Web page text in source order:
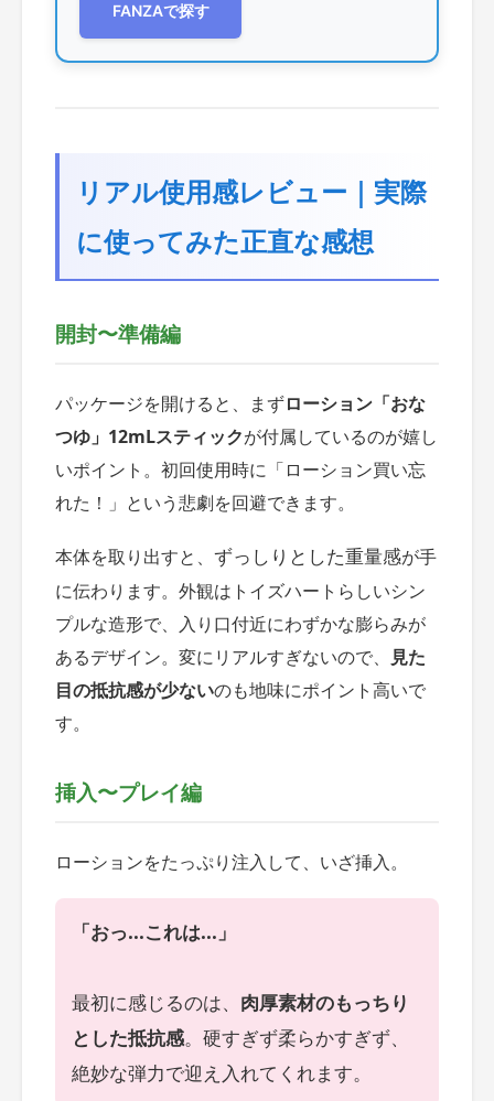
FANZAで探す
リアル使用感レビュー｜実際
に使ってみた正直な感想
開封〜準備編
パッケージを開けると、まずローション「おな
つゆ」12mLスティックが付属しているのが嬉し
いポイント。初回使用時に「ローション買い忘
れた！」という悲劇を回避できます。
本体を取り出すと、 ずっしりとした重量感が手
に伝わります。外観はトイズハートらしいシン
プルな造形で、入り口付近にわずかな膨らみが
あるデザイン。変にリアルすぎないので、
見た
目の抵抗感が少ないのも地味にポイント高いで
す。
挿入〜プレイ編
ローションをたっぷり注入して、いざ挿入。
「おっ...これは...」
最初に感じるのは、 肉厚素材のもっちり
とした抵抗感。硬すぎず柔らかすぎず、
絶妙な弾力で迎え入れてくれます。